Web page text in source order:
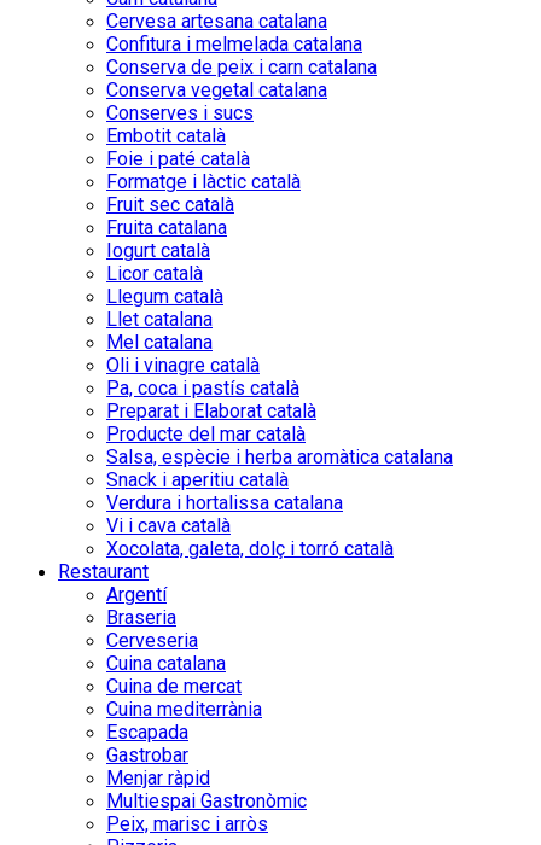
Cervesa artesana catalana
Confitura i melmelada catalana
Conserva de peix i carn catalana
Conserva vegetal catalana
Conserves i sucs
Embotit català
Foie i paté català
Formatge i làctic català
Fruit sec català
Fruita catalana
Iogurt català
Licor català
Llegum català
Llet catalana
Mel catalana
Oli i vinagre català
Pa, coca i pastís català
Preparat i Elaborat català
Producte del mar català
Salsa, espècie i herba aromàtica catalana
Snack i aperitiu català
Verdura i hortalissa catalana
Vi i cava català
Xocolata, galeta, dolç i torró català
Restaurant
Argentí
Braseria
Cerveseria
Cuina catalana
Cuina de mercat
Cuina mediterrània
Escapada
Gastrobar
Menjar ràpid
Multiespai Gastronòmic
Peix, marisc i arròs